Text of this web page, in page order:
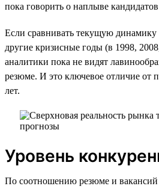
пока говорить о наплыве
Если сравнивать текущую динамику
другие кризисные годы (в 1998,
аналитики пока не видят
резюме. И это ключевое отличие от
лет.
Уровень
По соотношению резюме и